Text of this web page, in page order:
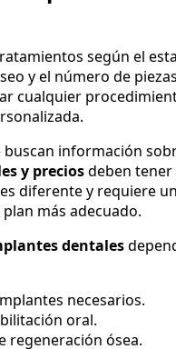
según el
y el número de
cualquier
buscan información
y preciosdeben
diferente y requiere
más adecuado.
dentales
necesarios.
oral.
regeneración ósea.